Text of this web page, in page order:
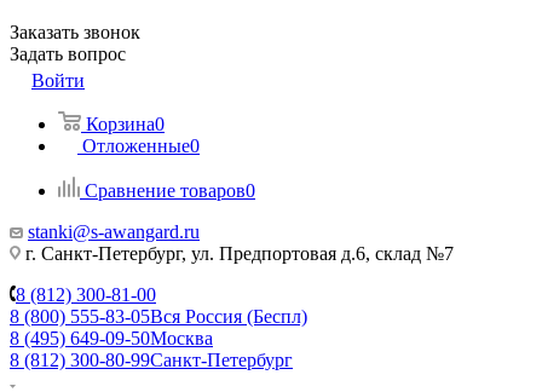
Заказать звонок
Задать вопрос
Войти
Корзина0
Отложенные0
Сравнение товаров0
stanki@s-awangard.ru
г. Санкт-Петербург, ул. Предпортовая д.6, склад №7
8 (812) 300-81-00
8 (800) 555-83-05Вся Россия (Беспл)
8 (495) 649-09-50Москва
8 (812) 300-80-99Санкт-Петербург